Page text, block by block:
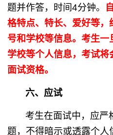
题并作答，时间 4分钟。
格特点、特长、爱好等
号和学校等信息。考生
学校等个人信息，考试
面试资格。
六、应试
考生在面试中，应严
题，不得暗示或透露个